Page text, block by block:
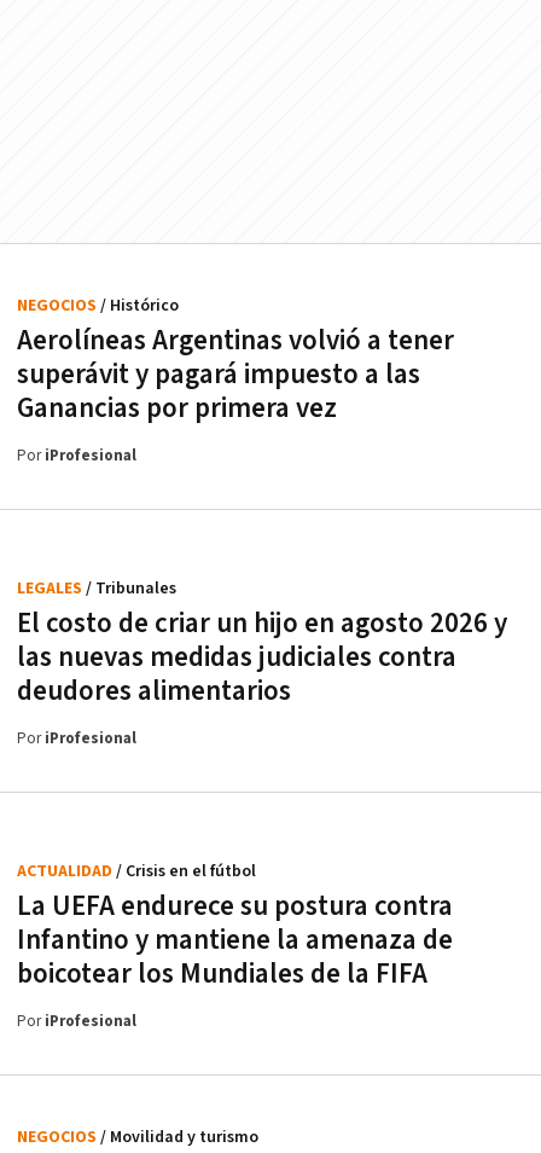
Aerolíneas Argentinas volvió a tener
superávit y pagará impuesto a las
Ganancias por primera vez
NEGOCIOS / Histórico
PoriProfesional
El costo de criar un hijo en agosto 2026 y
las nuevas medidas judiciales contra
deudores alimentarios
LEGALES / Tribunales
PoriProfesional
La UEFA endurece su postura contra
Infantino y mantiene la amenaza de
boicotear los Mundiales de la FIFA
ACTUALIDAD / Crisis en el fútbol
PoriProfesional
NEGOCIOS / Movilidad y turismo